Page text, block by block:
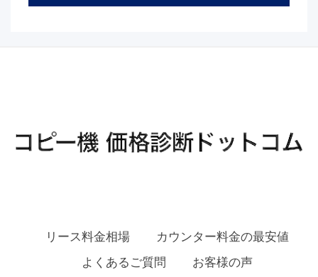
リース料金相場
カウンター料金の最安値
よくあるご質問
お客様の声